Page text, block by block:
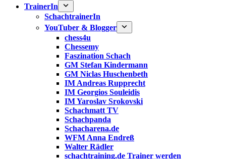
TrainerIn
SchachtrainerIn
YouTuber & Blogger
chess4u
Chessemy
Faszination Schach
GM Stefan Kindermann
GM Niclas Huschenbeth
IM Andreas Rupprecht
IM Georgios Souleidis
IM Yaroslav Srokovski
Schachmatt TV
Schachpanda
Schacharena.de
WFM Anna Endreß
Walter Rädler
schachtraining.de Trainer werden